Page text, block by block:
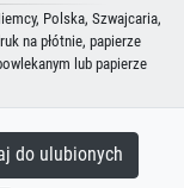
Polska, Szwajcaria,
na płótnie, papierze
lub papierze
do ulubionych